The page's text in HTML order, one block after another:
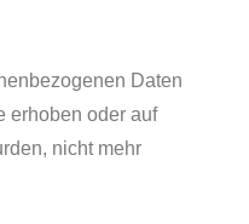
Daten
erhoben oder auf
nicht mehr